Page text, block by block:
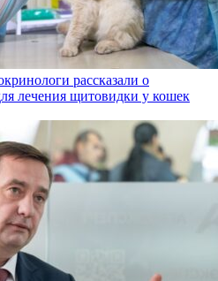
рассказали о
лечения щитовидки у кошек